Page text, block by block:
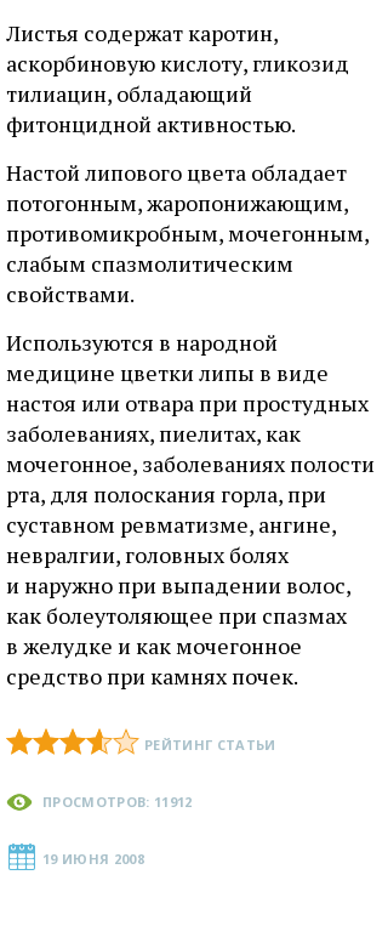
Листья содержат каротин,
аскорбиновую кислоту, гликозид
тилиацин, обладающий
фитонцидной активностью.
Настой липового цвета обладает
потогонным, жаропонижающим,
противомикробным, мочегонным,
слабым спазмолитическим
свойствами.
Используются в народной
медицине цветки липы в виде
настоя или отвара при простудных
заболеваниях, пиелитах, как
мочегонное, заболеваниях полости
рта, для полоскания горла, при
суставном ревматизме, ангине,
невралгии, головных болях
и наружно при выпадении волос,
как болеутоляющее при спазмах
в желудке и как мочегонное
средство при камнях почек.
РЕЙТИНГ СТАТЬИ
ПРОСМОТРОВ: 11912
19 ИЮНЯ 2008